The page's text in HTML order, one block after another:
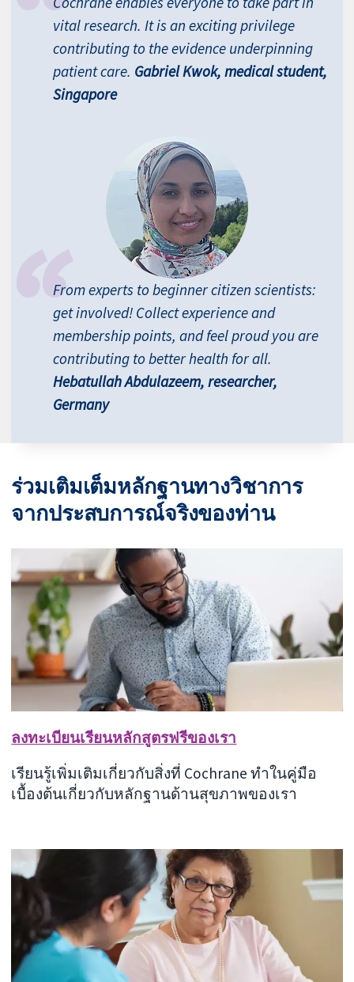
vital research. It is an exciting privilege
contributing to the evidence underpinning
patient care. Gabriel Kwok, medical student,
Singapore
From experts to beginner citizen scientists:
get involved! Collect experience and
membership points, and feel proud you are
contributing to better health for all.
Hebatullah Abdulazeem, researcher,
Germany
ร่วมเติมเต็มหลักฐานทางวิชาการ
จากประสบการณ์จริงของท่าน
ลงทะเบียนเรียนหลักสูตรฟรีของเรา
เรียนรู้เพิ่มเติมเกี่ยวกับสิ่งที่ Cochrane ทำในคู่มือ
เบื้องต้นเกี่ยวกับหลักฐานด้านสุขภาพของเรา